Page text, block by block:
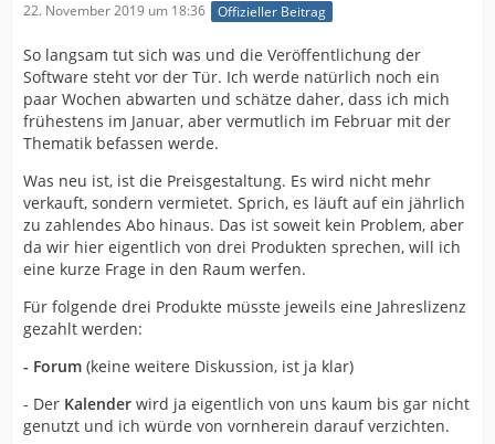
22. November 2019 um 18:36 Offizieller Beitrag
So langsam tut sich was und die Veröffentlichung der
Software steht vor der Tür. Ich werde natürlich noch ein
paar Wochen abwarten und schätze daher, dass ich mich
frühestens im Januar, aber vermutlich im Februar mit der
Thematik befassen werde.
Was neu ist, ist die Preisgestaltung. Es wird nicht mehr
verkauft, sondern vermietet. Sprich, es läuft auf ein jährlich
zu zahlendes Abo hinaus. Das ist soweit kein Problem, aber
da wir hier eigentlich von drei Produkten sprechen, will ich
eine kurze Frage in den Raum werfen.
Für folgende drei Produkte müsste jeweils eine Jahreslizenz
gezahlt werden:
- Forum (keine weitere Diskussion, ist ja klar)
- Der Kalender wird ja eigentlich von uns kaum bis gar nicht
genutzt und ich würde von vornherein darauf verzichten.